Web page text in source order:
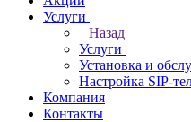
Услуги
Назад
Услуги
Установка и
Настройка SIP-
Компания
Контакты